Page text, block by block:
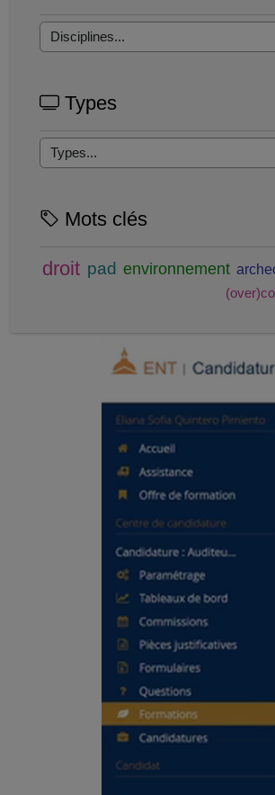
Types
Mots clés
droit pad environnement